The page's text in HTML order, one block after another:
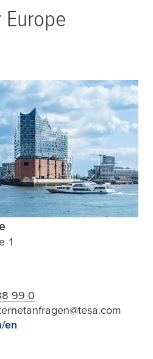
1
99 0
en